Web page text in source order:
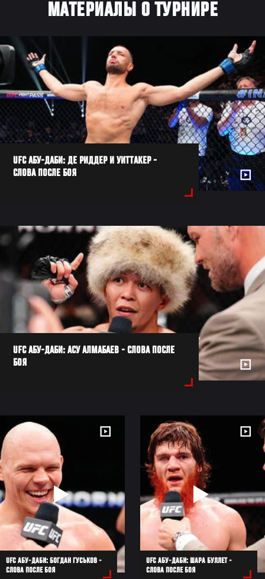
МАТЕРИАЛЫ О ТУРНИРЕ
UFC АБУ-ДАБИ: ДЕ РИДДЕР И УИТТАКЕР -
СЛОВА ПОСЛЕ БОЯ
UFC АБУ-ДАБИ: АСУ АЛМАБАЕВ - СЛОВА ПОСЛЕ
БОЯ
UFC АБУ-ДАБИ: БОГДАН ГУСЬКОВ -
СЛОВА ПОСЛЕ БОЯ
UFC АБУ-ДАБИ: ШАРА БУЛЛЕТ -
СЛОВА ПОСЛЕ БОЯ